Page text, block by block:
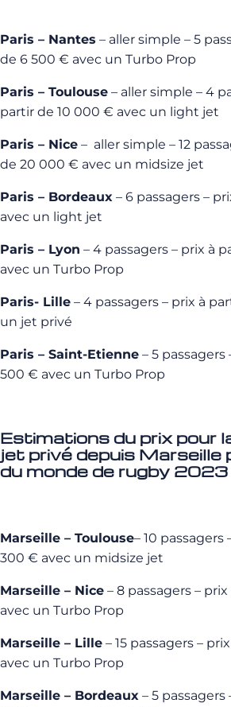
Paris – Nantes – aller simple – 5
de 6 500 € avec un Turbo Prop
Paris – Toulouse – aller simple – 4
partir de 10 000 € avec un light jet
Paris – Nice – aller simple – 12
de 20 000 € avec un midsize jet
Paris – Bordeaux – 6 passagers –
avec un light jet
Paris – Lyon – 4 passagers – prix à
avec un Turbo Prop
Paris- Lille – 4 passagers – prix à
un jet privé
Paris – Saint-Etienne – 5
500 € avec un Turbo Prop
Estimations du prix pour
jet privé depuis Marseille
du monde de rugby 2023
Marseille – Toulouse– 10 passagers
300 € avec un midsize jet
Marseille – Nice – 8 passagers –
avec un Turbo Prop
Marseille – Lille – 15 passagers –
avec un Turbo Prop
Marseille – Bordeaux – 5